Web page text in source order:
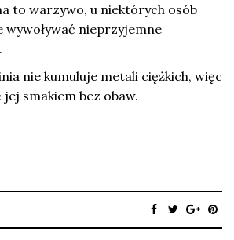
to warzywo, u niektórych osób
wywoływać nieprzyjemne
nie kumuluje metali ciężkich, więc
smakiem bez obaw.